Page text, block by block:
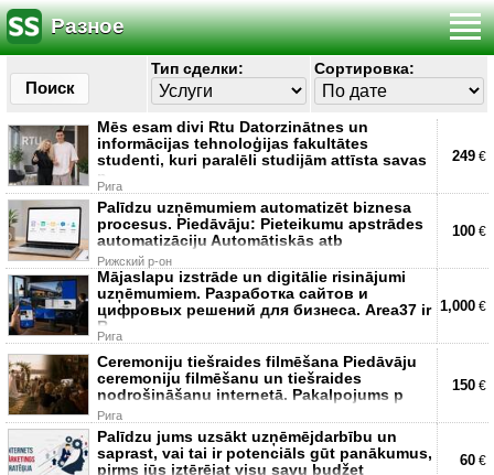
Разное
Поиск
Тип сделки: Сортировка:
Mēs esam divi Rtu Datorzinātnes un
informācijas tehnoloģijas fakultātes
studenti, kuri paralēli studijām attīsta savas
p
Рига
249 €
Palīdzu uzņēmumiem automatizēt biznesa
procesus. Piedāvāju: Pieteikumu apstrādes
automatizāciju Automātiskās atb
Рижский р-он
100 €
Mājaslapu izstrāde un digitālie risinājumi
uzņēmumiem. Разработка сайтов и
цифровых решений для бизнеса. Area37 ir
R
Рига
1,000 €
Ceremoniju tiešraides filmēšana Piedāvāju
ceremoniju filmēšanu un tiešraides
nodrošināšanu internetā. Pakalpojums p
Рига
150 €
Palīdzu jums uzsākt uzņēmējdarbību un
saprast, vai tai ir potenciāls gūt panākumus,
pirms jūs iztērējat visu savu budžet
60 €